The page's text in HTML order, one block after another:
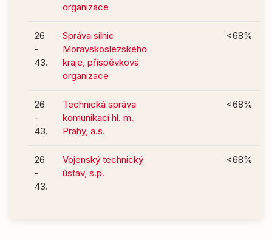
organizace
26
-
43.
Správa silnic
Moravskoslezského
kraje, příspěvková
organizace
<68%
26
-
43.
Technická správa
komunikací hl. m.
Prahy, a.s.
<68%
26
-
43.
Vojenský technický
ústav, s.p.
<68%